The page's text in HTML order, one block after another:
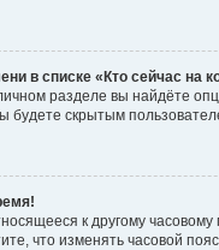
в списке «Кто сейчас на
разделе вы найдёте
будете скрытым
к другому часовому
что изменять часовой